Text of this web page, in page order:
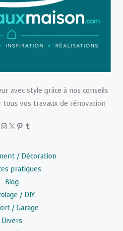
avec style grâce à nos conseils
tous vos travaux de rénovation
Instagram
X Pinterest
Tumblr
/ Décoration
pratiques
Blog
/ DIY
/ Garage
Divers